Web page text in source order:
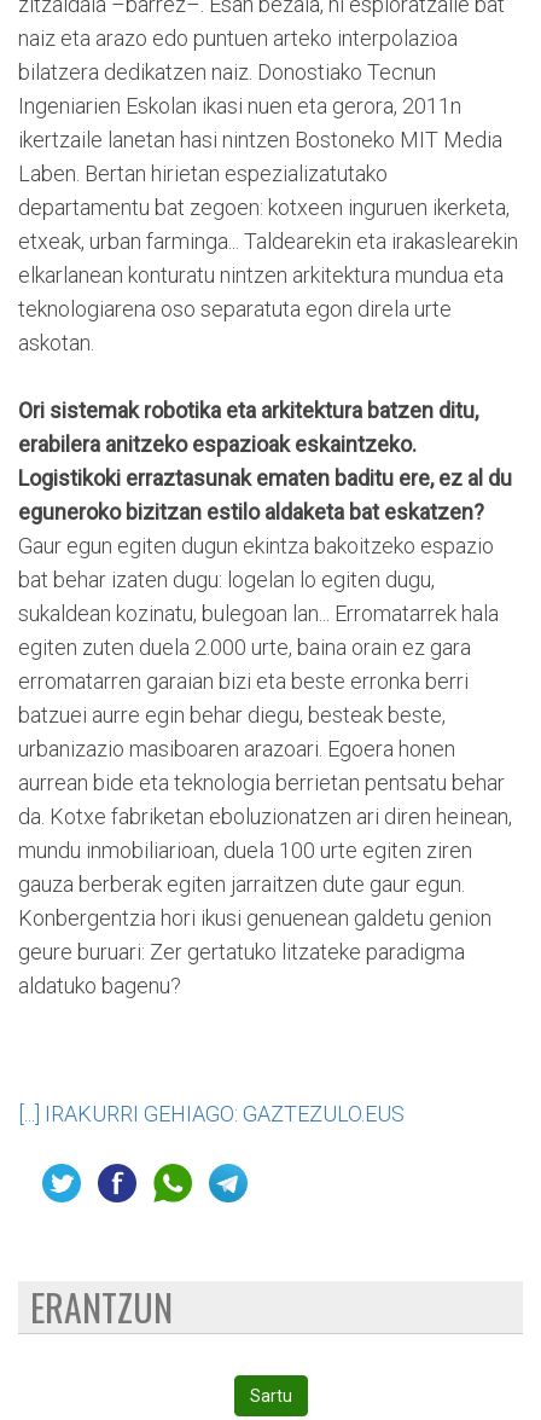
naiz eta arazo edo puntuen arteko interpolazioa
bilatzera dedikatzen naiz. Donostiako Tecnun
Ingeniarien Eskolan ikasi nuen eta gerora, 2011n
ikertzaile lanetan hasi nintzen Bostoneko MIT Media
Laben. Bertan hirietan espezializatutako
departamentu bat zegoen: kotxeen inguruen ikerketa,
etxeak, urban farminga... Taldearekin eta irakaslearekin
elkarlanean konturatu nintzen arkitektura mundua eta
teknologiarena oso separatuta egon direla urte
askotan.
Ori sistemak robotika eta arkitektura batzen ditu,
erabilera anitzeko espazioak eskaintzeko.
Logistikoki erraztasunak ematen baditu ere, ez al du
eguneroko bizitzan estilo aldaketa bat eskatzen?
Gaur egun egiten dugun ekintza bakoitzeko espazio
bat behar izaten dugu: logelan lo egiten dugu,
sukaldean kozinatu, bulegoan lan... Erromatarrek hala
egiten zuten duela 2.000 urte, baina orain ez gara
erromatarren garaian bizi eta beste erronka berri
batzuei aurre egin behar diegu, besteak beste,
urbanizazio masiboaren arazoari. Egoera honen
aurrean bide eta teknologia berrietan pentsatu behar
da. Kotxe fabriketan eboluzionatzen ari diren heinean,
mundu inmobiliarioan, duela 100 urte egiten ziren
gauza berberak egiten jarraitzen dute gaur egun.
Konbergentzia hori ikusi genuenean galdetu genion
geure buruari: Zer gertatuko litzateke paradigma
aldatuko bagenu?
[...] IRAKURRI GEHIAGO: GAZTEZULO.EUS
ERANTZUN
Sartu